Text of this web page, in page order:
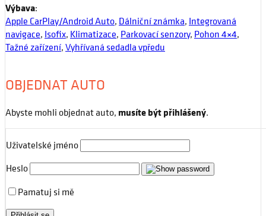
Výbava:
Apple CarPlay/Android Auto, Dálniční známka, Integrovaná
navigace, Isofix, Klimatizace, Parkovací senzory, Pohon 4×4,
Tažné zařízení,Vyhřívaná sedadla vpředu
OBJEDNAT AUTO
Abyste mohli objednat auto, musíte být přihlášený.
Uživatelské jméno
Heslo
Pamatuj si mě